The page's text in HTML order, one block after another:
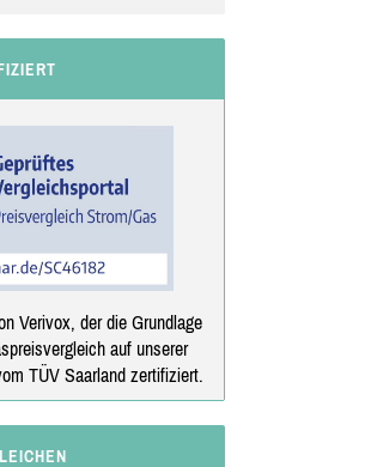
Verivox, der die Grundlage
auf unserer
TÜV Saarland zertifiziert.